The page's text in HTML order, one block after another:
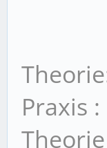
Praxis